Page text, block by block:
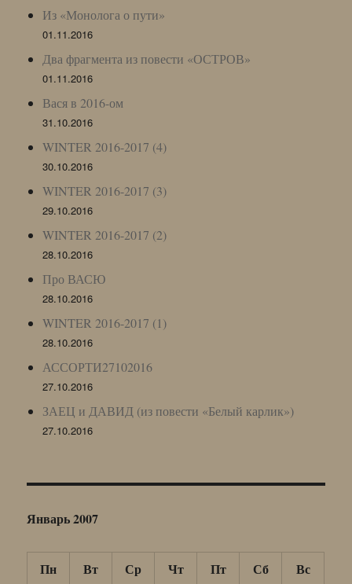
Из «Монолога о пути»
01.11.2016
Два фрагмента из повести «ОСТРОВ»
01.11.2016
Вася в 2016-ом
31.10.2016
WINTER 2016-2017 (4)
30.10.2016
WINTER 2016-2017 (3)
29.10.2016
WINTER 2016-2017 (2)
28.10.2016
Про ВАСЮ
28.10.2016
WINTER 2016-2017 (1)
28.10.2016
АССОРТИ27102016
27.10.2016
ЗАЕЦ и ДАВИД (из повести «Белый карлик»)
27.10.2016
Январь 2007
Пн Вт Ср Чт Пт Сб
Вс